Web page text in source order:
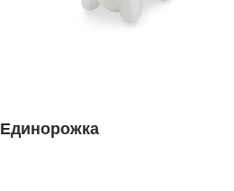
Единорожка